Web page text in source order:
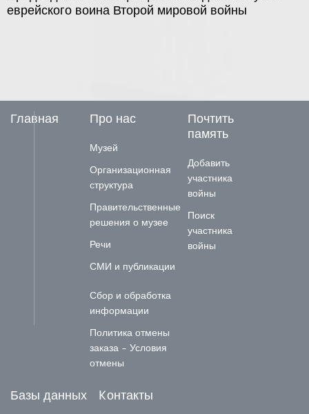
еврейского воина Второй мировой войны
Главная Про нас
Музей
Организационная
структура
Правительственные
решения о музее
Речи
СМИ и публикации
Сбор и обработка
информации
Политика отмены
заказа - Условия
отмены
Почтить
память
Добавить
участника
войны
Поиск
участника
войны
Базы данных Kонтакты